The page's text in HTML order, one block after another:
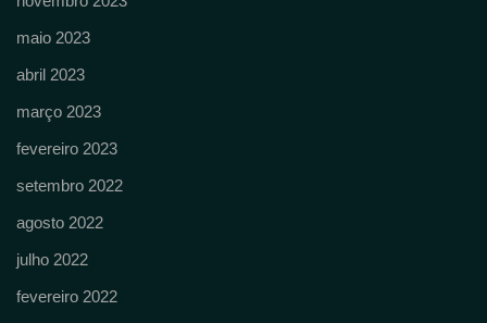
maio 2023
abril 2023
março 2023
fevereiro 2023
setembro 2022
agosto 2022
julho 2022
fevereiro 2022